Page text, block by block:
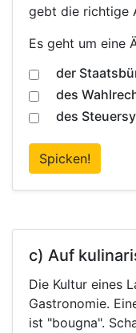
gebt die richtige
Es geht um eine
der
des
des
Spicken!
c) Auf
Die Kultur eines
Gastronomie.
ist "bougna".